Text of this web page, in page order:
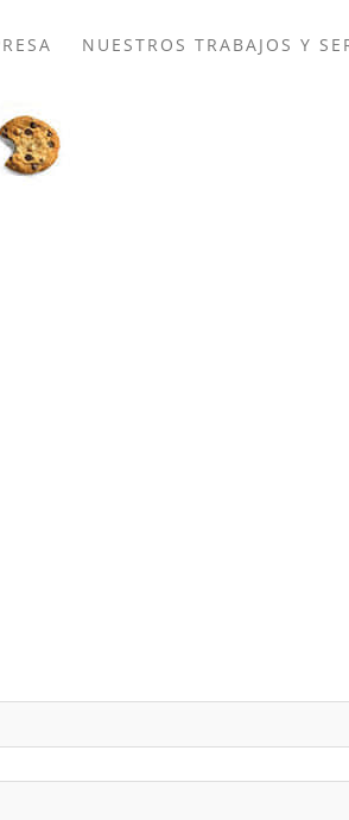
NUESTROS TRABAJOS Y